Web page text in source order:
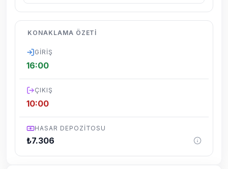
dönemsel olarak altyapı çalışmaları
yapılabilmektedir. Bu çalışma nedeniyle yol
KONAKLAMA ÖZETI
GIRIŞ
16:00
ÇIKIŞ
10:00
HASAR DEPOZITOSU
₺7.306